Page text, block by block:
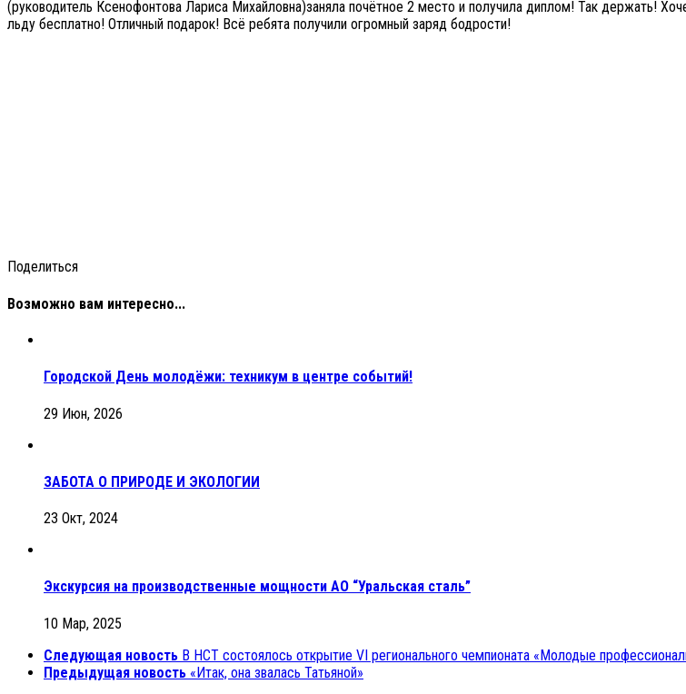
(руководитель Ксенофонтова Лариса Михайловна)заняла почётное 2 место и получила диплом! Так держать!
льду бесплатно! Отличный подарок! Всё ребята получили огромный заряд бодрости!
Поделиться
Возможно вам интересно...
Городской День молодёжи: техникум в центре событий!
29 Июн, 2026
ЗАБОТА О ПРИРОДЕ И ЭКОЛОГИИ
23 Окт, 2024
Экскурсия на производственные мощности АО “Уральская сталь”
10 Мар, 2025
Следующая новость В НСТ состоялось открытие VI регионального чемпионата «Молодые
Предыдущая новость «Итак, она звалась Татьяной»